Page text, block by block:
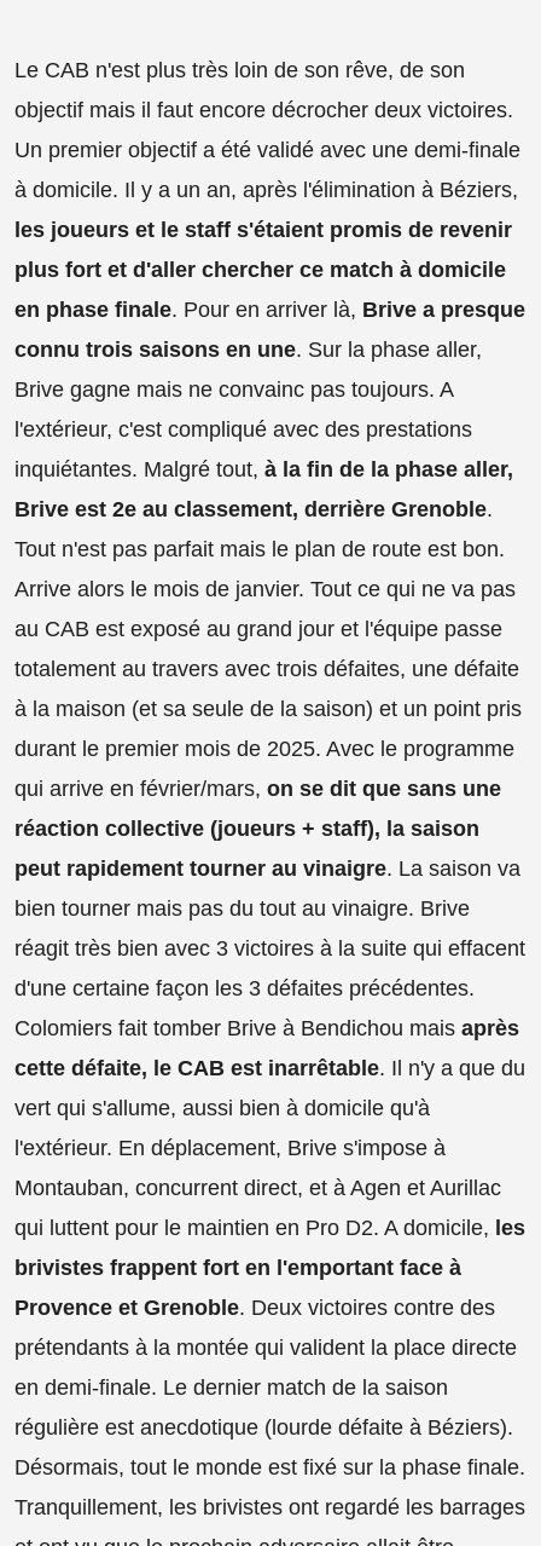
Le CAB n'est plus très loin de son rêve, de son
objectif mais il faut encore décrocher deux victoires.
Un premier objectif a été validé avec une demi-finale
à domicile. Il y a un an, après l'élimination à Béziers,
les joueurs et le staff s'étaient promis de revenir
plus fort et d'aller chercher ce match à domicile
en phase finale. Pour en arriver là, Brive a presque
connu trois saisons en une. Sur la phase aller,
Brive gagne mais ne convainc pas toujours. A
l'extérieur, c'est compliqué avec des prestations
inquiétantes. Malgré tout, à la fin de la phase aller,
Brive est 2e au classement, derrière Grenoble.
Tout n'est pas parfait mais le plan de route est bon.
Arrive alors le mois de janvier. Tout ce qui ne va pas
au CAB est exposé au grand jour et l'équipe passe
totalement au travers avec trois défaites, une défaite
à la maison (et sa seule de la saison) et un point pris
durant le premier mois de 2025. Avec le programme
qui arrive en février/mars, on se dit que sans une
réaction collective (joueurs + staff), la saison
peut rapidement tourner au vinaigre. La saison va
bien tourner mais pas du tout au vinaigre. Brive
réagit très bien avec 3 victoires à la suite qui effacent
d'une certaine façon les 3 défaites précédentes.
Colomiers fait tomber Brive à Bendichou mais après
cette défaite, le CAB est inarrêtable. Il n'y a que du
vert qui s'allume, aussi bien à domicile qu'à
l'extérieur. En déplacement, Brive s'impose à
Montauban, concurrent direct, et à Agen et Aurillac
qui luttent pour le maintien en Pro D2. A domicile, les
brivistes frappent fort en l'emportant face à
Provence et Grenoble. Deux victoires contre des
prétendants à la montée qui valident la place directe
en demi-finale. Le dernier match de la saison
régulière est anecdotique (lourde défaite à Béziers).
Désormais, tout le monde est fixé sur la phase finale.
Tranquillement, les brivistes ont regardé les barrages